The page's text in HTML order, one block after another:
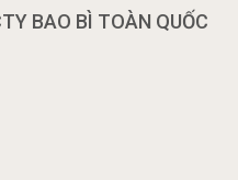
BAO BÌ TOÀN QUỐC